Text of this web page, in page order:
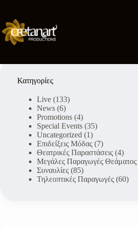
περιεχόμενο
Κατηγορίες
Live (133)
News (6)
Promotions (4)
Special Events (35)
Uncategorized (1)
Επιδείξεις Μόδας (7)
Θεατρικές Παραστάσεις (4)
Μεγάλες Παραγωγές Θεάματος
Συναυλίες (85)
Τηλεοπτικές Παραγωγές (60)